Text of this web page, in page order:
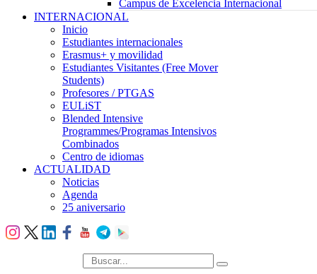
Campus de Excelencia Internacional
INTERNACIONAL
Inicio
Estudiantes internacionales
Erasmus+ y movilidad
Estudiantes Visitantes (Free Mover
Students)
Profesores / PTGAS
EULiST
Blended Intensive
Programmes/Programas Intensivos
Combinados
Centro de idiomas
ACTUALIDAD
Noticias
Agenda
25 aniversario
búsqueda